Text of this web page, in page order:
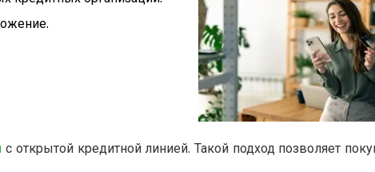
с открытой кредитной линией. Такой подход позволяет